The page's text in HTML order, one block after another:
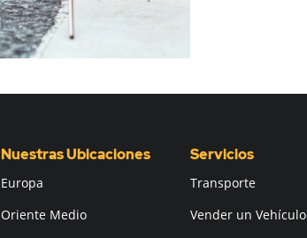
Nuestras Ubicaciones
Europa
Oriente Medio
Servicios
Transporte
Vender un Vehículo